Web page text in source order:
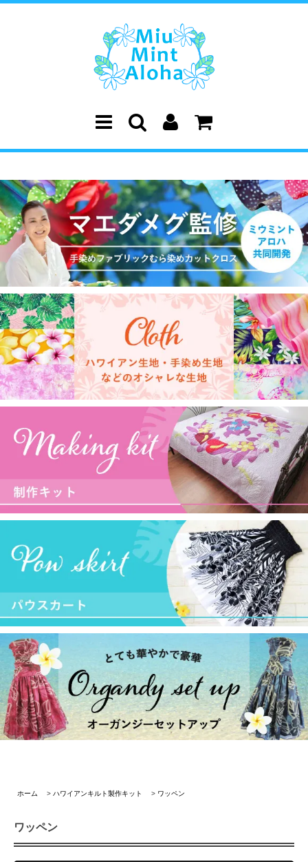
ホーム > ハワイアンキルト製作キット > ワッペン
ワッペン